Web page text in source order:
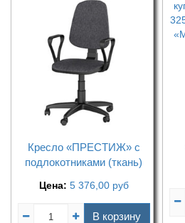
Кресло «ПРЕСТИЖ» с
подлокотниками (ткань)
Цена: 5 376,00 руб
В корзину